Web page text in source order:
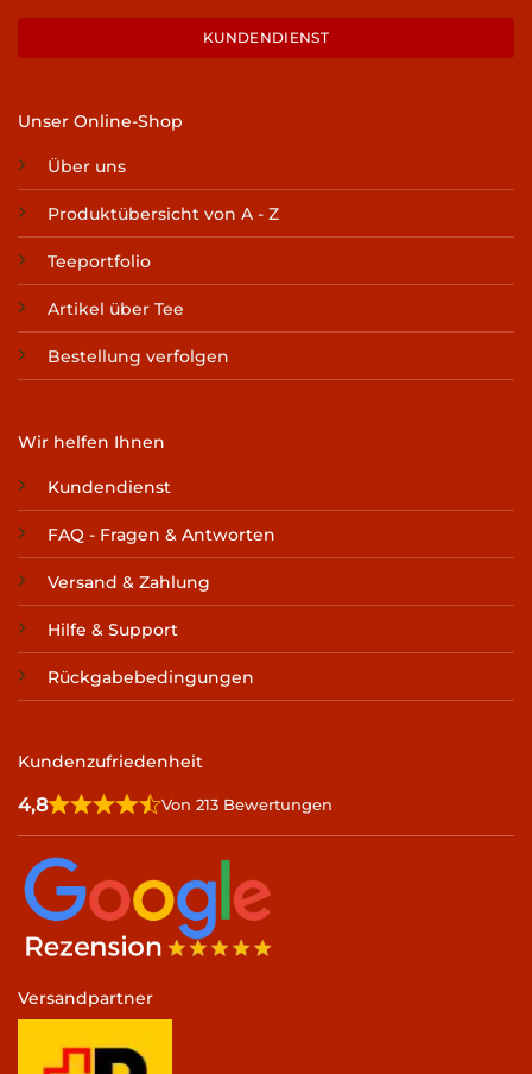
KUNDENDIENST
Unser Online-Shop
Über uns
Produktübersicht von A - Z
Teeportfolio
Artikel über Tee
Bestellung verfolgen
Wir helfen Ihnen
Kundendienst
FAQ - Fragen & Antworten
Versand & Zahlung
Hilfe & Support
Rückgabebedingungen
Kundenzufriedenheit
4,8 Von 213 Bewertungen
Versandpartner